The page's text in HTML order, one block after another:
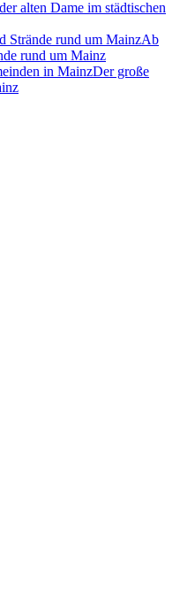
alten Dame im städtischen
Ab
rund um Mainz
Der große